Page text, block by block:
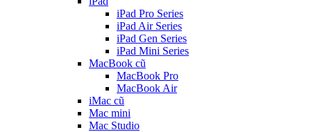
iPad Pro Series
iPad Air Series
iPad Gen Series
iPad Mini Series
MacBook cũ
MacBook Pro
MacBook Air
iMac cũ
Mac mini
Mac Studio